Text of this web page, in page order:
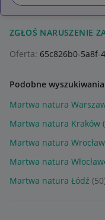
ZGŁOŚ NARUSZENIE
Oferta: 65c826b0-5a8f-
Podobne wyszukiwania
Martwa natura
Martwa natura Kraków
Martwa natura Wrocław
Martwa natura
Martwa natura Łódź